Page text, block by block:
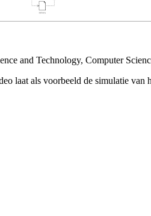
and Technology, Computer
laat als voorbeeld de simulatie van